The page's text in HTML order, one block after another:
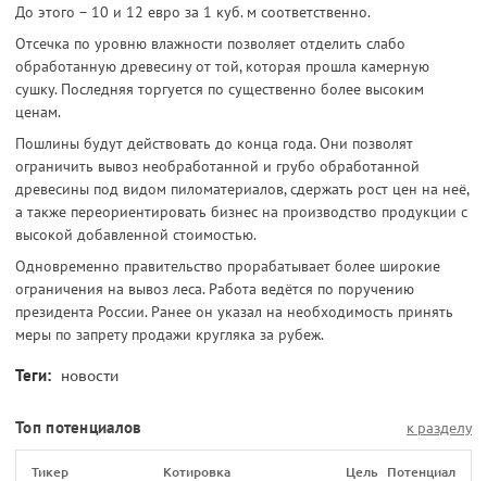
До этого – 10 и 12 евро за 1 куб. м соответственно.
Отсечка по уровню влажности позволяет отделить слабо
обработанную древесину от той, которая прошла камерную
сушку. Последняя торгуется по существенно более высоким
ценам.
Пошлины будут действовать до конца года. Они позволят
ограничить вывоз необработанной и грубо обработанной
древесины под видом пиломатериалов, сдержать рост цен на неё,
а также переориентировать бизнес на производство продукции с
высокой добавленной стоимостью.
Одновременно правительство прорабатывает более широкие
ограничения на вывоз леса. Работа ведётся по поручению
президента России. Ранее он указал на необходимость принять
меры по запрету продажи кругляка за рубеж.
Теги: новости
Топ потенциалов к разделу
Тикер Котировка Цель Потенциал